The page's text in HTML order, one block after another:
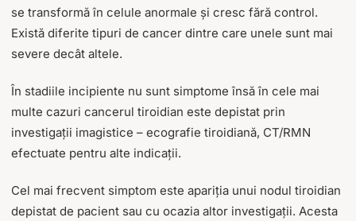
se transformă în celule anormale și cresc fără control.
Există diferite tipuri de cancer dintre care unele sunt mai
severe decât altele.
În stadiile incipiente nu sunt simptome însă în cele mai
multe cazuri cancerul tiroidian este depistat prin
investigații imagistice – ecografie tiroidiană, CT/RMN
efectuate pentru alte indicații.
Cel mai frecvent simptom este apariția unui nodul tiroidian
depistat de pacient sau cu ocazia altor investigații. Acesta